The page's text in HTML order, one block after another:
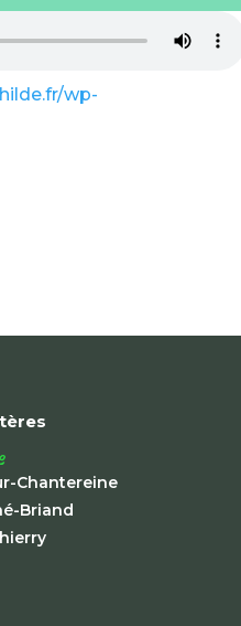
wp-
Chantereine
Briand